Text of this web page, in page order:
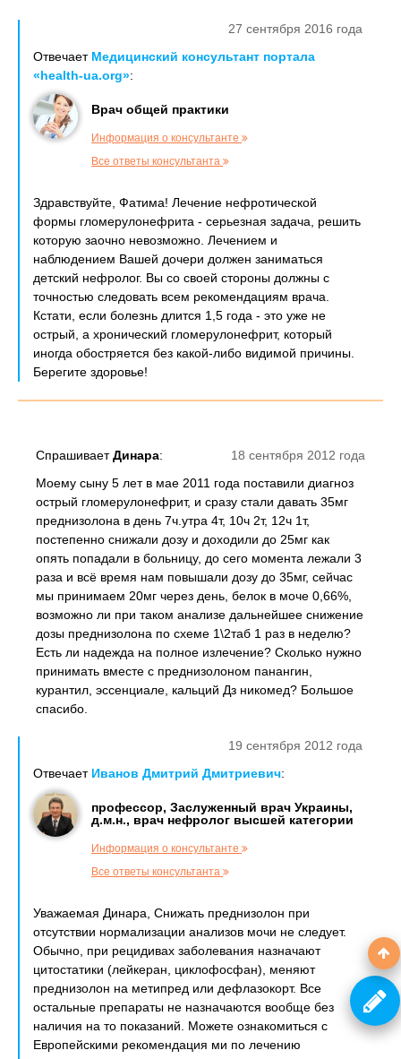
27 сентября 2016 года
Отвечает Медицинский консультант портала
«health-ua.org»:
Врач общей практики
Информация о консультанте
Все ответы консультанта
Здравствуйте, Фатима! Лечение нефротической
формы гломерулонефрита - серьезная задача, решить
которую заочно невозможно. Лечением и
наблюдением Вашей дочери должен заниматься
детский нефролог. Вы со своей стороны должны с
точностью следовать всем рекомендациям врача.
Кстати, если болезнь длится 1,5 года - это уже не
острый, а хронический гломерулонефрит, который
иногда обостряется без какой-либо видимой причины.
Берегите здоровье!
18 сентября 2012 года
СпрашиваетДинара:
Моему сыну 5 лет в мае 2011 года поставили диагноз
острый гломерулонефрит, и сразу стали давать 35мг
преднизолона в день 7ч.утра 4т, 10ч 2т, 12ч 1т,
постепенно снижали дозу и доходили до 25мг как
опять попадали в больницу, до сего момента лежали 3
раза и всё время нам повышали дозу до 35мг, сейчас
мы принимаем 20мг через день, белок в моче 0,66%,
возможно ли при таком анализе дальнейшее снижение
дозы преднизолона по схеме 1\2таб 1 раз в неделю?
Есть ли надежда на полное излечение? Сколько нужно
принимать вместе с преднизолоном панангин,
курантил, эссенциале, кальций Дз никомед? Большое
спасибо.
19 сентября 2012 года
Отвечает Иванов Дмитрий Дмитриевич:
профессор, Заслуженный врач Украины,
д.м.н., врач нефролог высшей категории
Информация о консультанте
Все ответы консультанта
Уважаемая Динара, Снижать преднизолон при
отсутствии нормализации анализов мочи не следует.
Обычно, при рецидивах заболевания назначают
цитостатики (лейкеран, циклофосфан), меняют
преднизолон на метипред или дефлазокорт. Все
остальные препараты не назначаются вообще без
наличия на то показаний. Можете ознакомиться с
Европейскими рекомендация ми по лечению